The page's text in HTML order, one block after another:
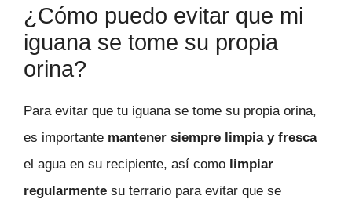
¿Cómo puedo evitar que mi
iguana se tome su propia
orina?
Para evitar que tu iguana se tome su propia orina,
es importante mantener siempre limpia y fresca
el agua en su recipiente, así como limpiar
regularmente su terrario para evitar que se